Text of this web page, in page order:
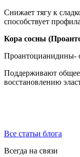
Снижает тягу к
способствует
Кора сосны
Проантоцианидины-
Поддерживают общее
восстановлению
Все статьи блога
Всегда на связи